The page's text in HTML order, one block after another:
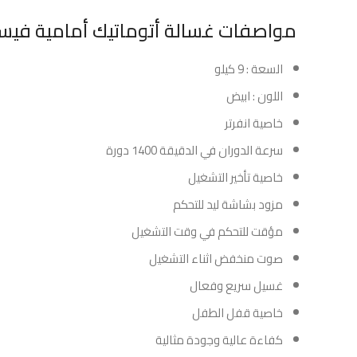
مواصفات غسالة أتوماتيك أمامية فيستل 9 كيلو انفرتر
السعة : 9 كيلو
اللون : ابيض
خاصية انفرتر
سرعة الدوران في الدقيقة 1400 دورة
خاصية تأخير التشغيل
مزود بشاشة ليد للتحكم
مؤقت للتحكم في وقت التشغيل
صوت منخفض اثناء التشغيل
غسيل سريع وفعال
خاصية قفل الطفل
كفاءة عالية وجودة مثالية